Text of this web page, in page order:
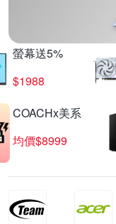
螢幕送5%
$1988
COACHx美系
均價$8999